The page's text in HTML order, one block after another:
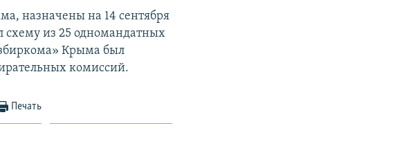
назначены на 14 сентября
схему из 25 одномандатных
Крыма был
комиссий.
Печать